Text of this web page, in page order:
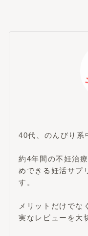
40代、のんびり系
約4年間の不妊治
めできる妊活サプ
す。
メリットだけでな
実なレビューを大